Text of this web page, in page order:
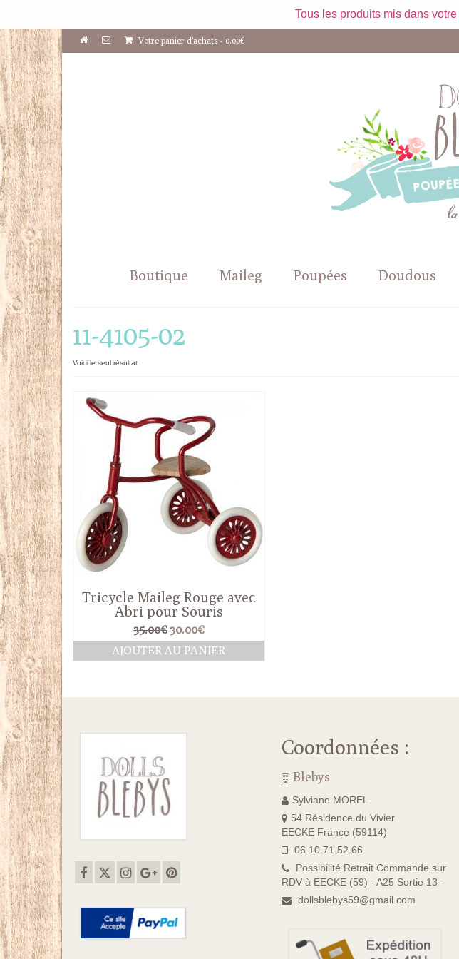
Tous les produits mis dans
Votre panier d'achats - 0.00€
Boutique Maileg Poupées Doudous
11-4105-02
Voici le seul résultat
Tricycle Maileg Rouge avec
Abri pour Souris
35.00€ Le
prix
initial
30.00€Le
prix
actuel
AJOUTER AU PANIER
Coordonnées :
Blebys
Sylviane MOREL
54 Résidence du Vivier
EECKE France (59114)
06.10.71.52.66
Possibilité Retrait Commande sur
RDV à EECKE (59) - A25 Sortie 13 -
dollsblebys59@gmail.com